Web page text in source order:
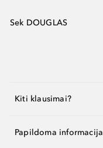
Sek DOUGLAS
Kiti klausimai?
Papildoma informacija